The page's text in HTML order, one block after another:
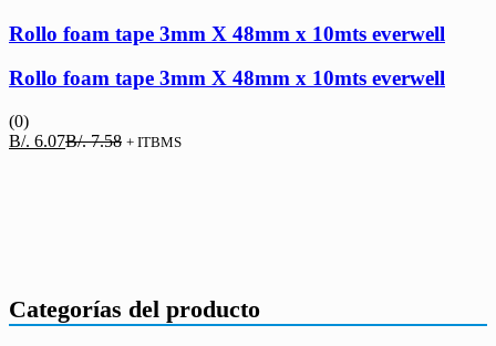
Rollo foam tape 3mm X 48mm x 10mts everwell
Rollo foam tape 3mm X 48mm x 10mts everwell
(0)
B/. 6.07El
B/.7.58 El
+ ITBMS
Categorías del producto